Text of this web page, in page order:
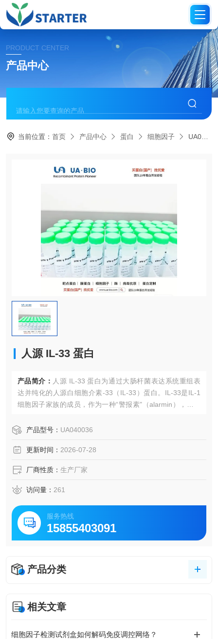
PRODUCT CENTER
产品中心
当前位置：首页 产品中心 蛋白 细胞因子 UA040036人源 IL-33 蛋白
人源 IL-33 蛋白
产品简介： 人源 IL-33 蛋白为通过大肠杆菌表达系统重组表
达并纯化的人源白细胞介素-33（IL-33）蛋白。IL-33是IL-1
细胞因子家族的成员，作为一种“警报素"（alarmin），在细
主要激活2型固有淋巴细胞（ILC2s）、Th2细胞、肥大细胞
寄生虫感染及组织修复中发挥关键作用。
产品型号： UA040036
更新时间： 2026-07-28
厂商性质： 生产厂家
访问量： 261
服务热线
15855403091
产品分类
相关文章
细胞因子检测试剂盒如何解码免疫调控网络？